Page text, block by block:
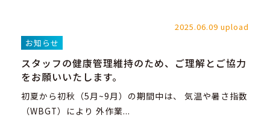
2025.06.09 upload
お知らせ
スタッフの健康管理維持のため、ご理解とご協力
をお願いいたします。
初夏から初秋（5月~9月）の期間中は、 気温や暑さ指数
（WBGT）により 外作業...